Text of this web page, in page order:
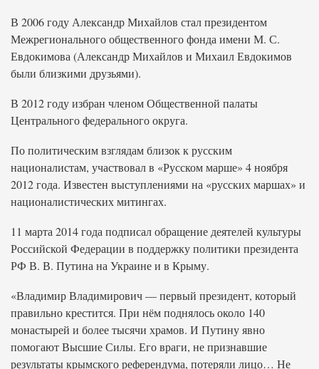
В 2006 году Александр Михайлов стал президентом
Межрегионального общественного фонда имени М. С.
Евдокимова (Александр Михайлов и Михаил Евдокимов
были близкими друзьями).
В 2012 году избран членом Общественной палаты
Центрального федерального округа.
По политическим взглядам близок к русским
националистам, участвовал в «Русском марше» 4 ноября
2012 года. Известен выступлениями на «русских маршах» и
националистических митингах.
11 марта 2014 года подписал обращение деятелей культуры
Российской Федерации в поддержку политики президента
РФ В. В. Путина на Украине и в Крыму.
«Владимир Владимирович — первый президент, который
правильно крестится. При нём поднялось около 140
монастырей и более тысячи храмов. И Путину явно
помогают Высшие Силы. Его враги, не признавшие
результаты крымского референдума, потеряли лицо… Не